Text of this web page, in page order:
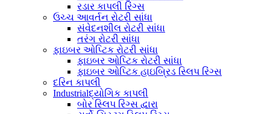
રડાર કાપલી રિંગ્સ
ઉચ્ચ આવર્તન રોટરી સાંધા
સંવેદનશીલ રોટરી સાંધા
તરંગ રોટરી સાંધા
ફાઇબર ઓપ્ટિક રોટરી સાંધા
ફાઇબર ઓપ્ટિક રોટરી સાંધા
ફાઇબર ઓપ્ટિક હાઇબ્રિડ સ્લિપ રિંગ્સ
દરિન કાપલી
Industrialદ્યોગિક કાપલી
બોર સ્લિપ રિંગ્સ દ્વારા